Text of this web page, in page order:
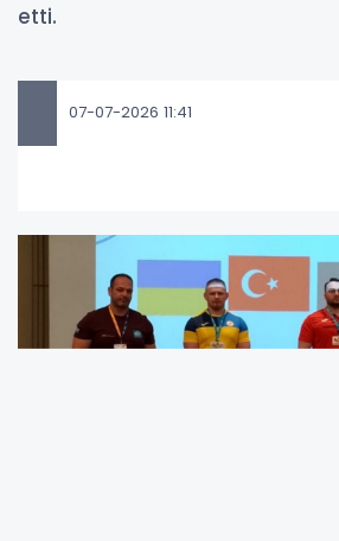
etti.
07-07-2026 11:41